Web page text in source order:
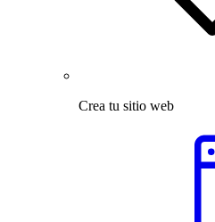
Crea tu sitio web